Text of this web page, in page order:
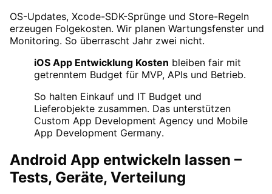
OS-Updates, Xcode-SDK-Sprünge und Store-Regeln
erzeugen Folgekosten. Wir planen Wartungsfenster und
Monitoring. So überrascht Jahr zwei nicht.
iOS App Entwicklung Kosten bleiben fair mit
getrenntem Budget für MVP, APIs und Betrieb.
So halten Einkauf und IT Budget und
Lieferobjekte zusammen. Das unterstützen
Custom App Development Agency und Mobile
App Development Germany.
Android App entwickeln lassen –
Tests, Geräte, Verteilung